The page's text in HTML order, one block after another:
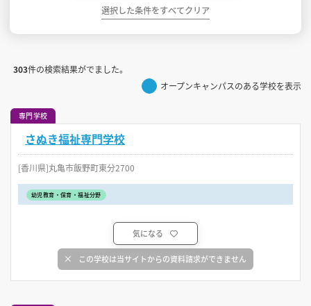
選択した条件をすべてクリア
303件の検索結果がでました。
オープンキャンパスのある学校を表示
専門学校
さぬき福祉専門学校
[香川県]丸亀市飯野町東分2700
幼児教育・保育・福祉分野
気になる
この学校は当サイトからの資料請求ができません